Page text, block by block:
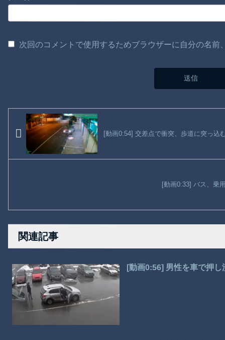
次回のコメントで使用するためブラウザーに自分の名
[動画0:54] 交差点で衝突、歩道に突っ込
[動画0:33] バス、乗
関連記事
[動画0:56] 男性を車で押